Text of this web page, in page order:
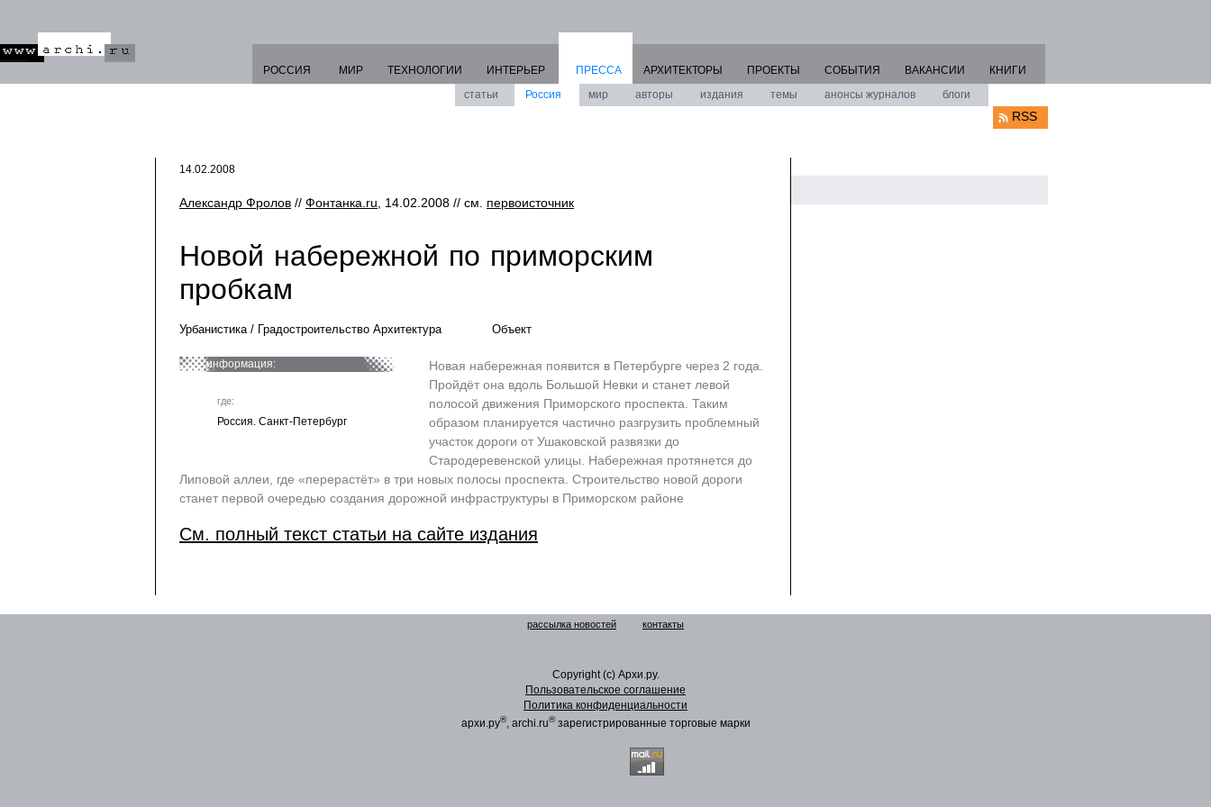
РОССИЯ МИР ТЕХНОЛОГИИ ИНТЕРЬЕР
ПРЕССА
статьи
Россия мир авторы издания темы анонсы журналов блоги
АРХИТЕКТОРЫ ПРОЕКТЫ СОБЫТИЯ ВАКАНСИИ КНИГИ
RSS
14.02.2008
Александр Фролов // Фонтанка.ru , 14.02.2008 // см. первоисточник
Новой набережной по приморским
пробкам
Урбанистика / Градостроительство Архитектура Объект
информация:
где:
Россия. Санкт-Петербург
Новая набережная появится в Петербурге через 2 года.
Пройдёт она вдоль Большой Невки и станет левой
полосой движения Приморского проспекта. Таким
образом планируется частично разгрузить проблемный
участок дороги от Ушаковской развязки до
Стародеревенской улицы. Набережная протянется до
Липовой аллеи, где «перерастёт» в три новых полосы проспекта. Строительство новой дороги
станет первой очередью создания дорожной инфраструктуры в Приморском районе
См. полный текст статьи на сайте издания
рассылка новостей контакты
Copyright (c) Архи.ру.
Пользовательское соглашение
Политика конфиденциальности
архи.ру®, archi.ru®зарегистрированные торговые марки